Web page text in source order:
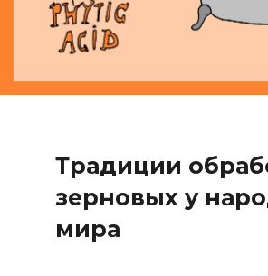
Традиции
зерновых у
мира